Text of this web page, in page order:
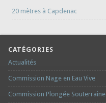
20 mètres à Capdenac
CATÉGORIES
Actualités
Commission Nage en Eau Vive
Commission Plongée Souterraine